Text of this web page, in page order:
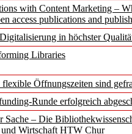
with Content Marketing –
access publications and
in höchster
Libraries
Öffnungszeiten sind
Runde erfolgreich
Sache – Die
Wirtschaft HTW Chur